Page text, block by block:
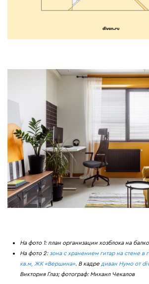
На фото 1: план организации хозблока на
На фото 2: зона с хранением гитар на стене в
кв.м, ЖК «Вершина». В кадре диван Нумо от
Виктория Глаз; фотограф: Михаил Чекалов